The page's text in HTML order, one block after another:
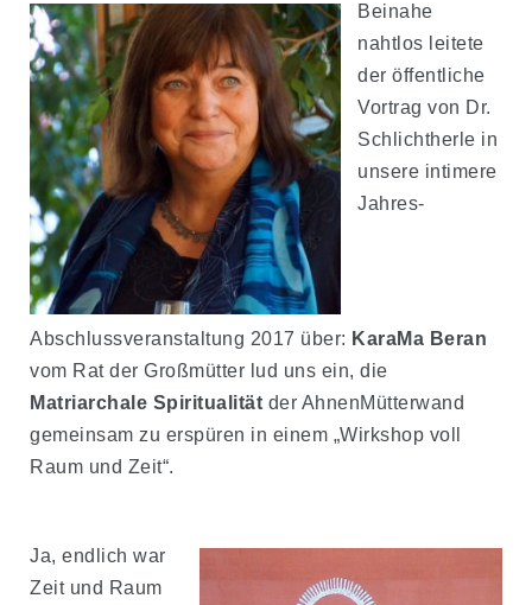
Beinahe
nahtlos leitete
der öffentliche
Vortrag von Dr.
Schlichtherle in
unsere intimere
Jahres-
Abschlussveranstaltung 2017 über: KaraMa Beran
vom Rat der Großmütter lud uns ein, die
Matriarchale Spiritualität der AhnenMütterwand
gemeinsam zu erspüren in einem „Wirkshop voll
Raum und Zeit“.
Ja, endlich war
Zeit und Raum